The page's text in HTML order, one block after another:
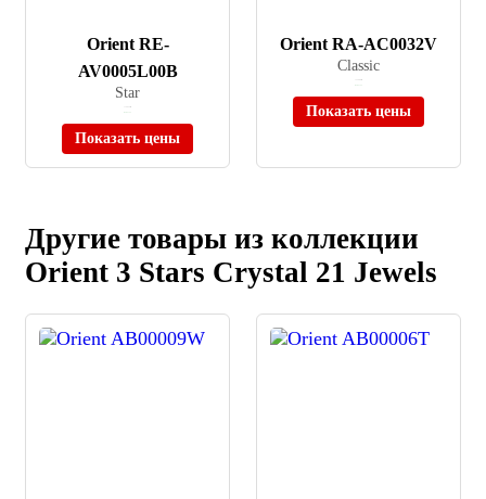
Orient RE-
AV0005L00B
Star
Показать цены
Orient RA-AC0032V
Classic
Показать цены
Другие товары из коллекции
Orient 3 Stars Crystal 21 Jewels